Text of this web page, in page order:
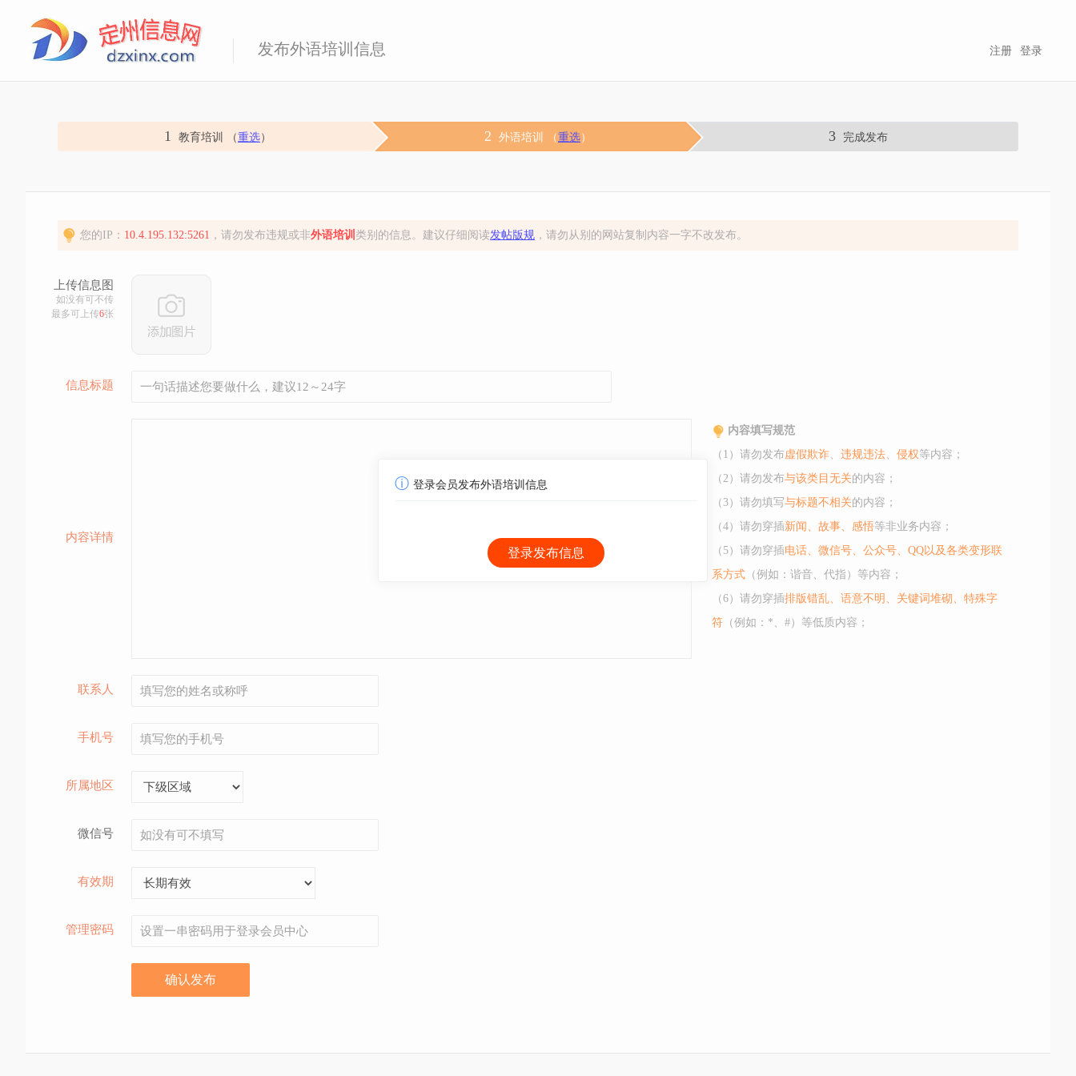
发布外语培训信息 登录
注册
1 教育培训 （重选） 2 外语培训 （重选） 3 完成发布
您的IP： 10.4.195.132:5261 ，请勿发布违规或非外语培训 类别的信息。建议仔细阅读发帖版规 ，请勿从别的网站复制内容一字不改发布。
上传信息图
如没有可不传
最多可上传6张
信息标题
内容详情
内容填写规范
（1）请勿发布虚假欺诈、 违规违法、 侵权等内容；
（2）请勿发布与该类目无关的内容；
（3）请勿填写与标题不相关的内容；
（4）请勿穿插新闻、故事、感悟等非业务内容；
（5）请勿穿插电话、微信号、公众号、QQ以及各类变形联
系方式 （例如：谐音、代指）等内容；
（6）请勿穿插排版错乱、语意不明、关键词堆砌、特殊字
符 （例如：*、#）等低质内容；
联系人
手机号
所属地区
微信号
有效期
管理密码
ⓘ 登录会员发布外语培训信息